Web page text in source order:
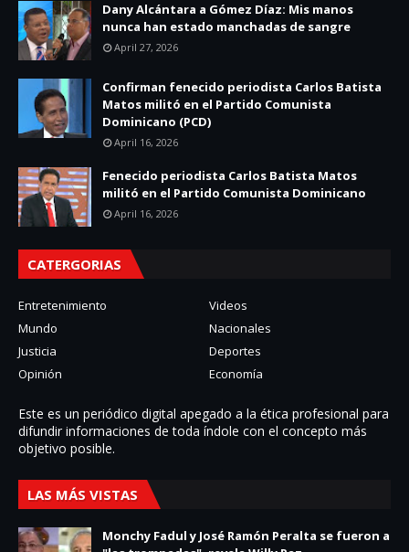
Dany Alcántara a Gómez Díaz: Mis manos
nunca han estado manchadas de sangre
April 27, 2026
Confirman fenecido periodista Carlos Batista
Matos militó en el Partido Comunista
Dominicano (PCD)
April 16, 2026
Fenecido periodista Carlos Batista Matos
militó en el Partido Comunista Dominicano
April 16, 2026
CATERGORIAS
Entretenimiento
Videos
Mundo
Nacionales
Justicia
Deportes
Opinión
Economía
Este es un periódico digital apegado a la ética profesional para
difundir informaciones de toda í­ndole con el concepto más
objetivo posible.
LAS MÁS VISTAS
Monchy Fadul y José Ramón Peralta se fueron a